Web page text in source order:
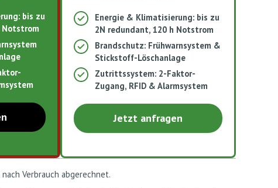
bis zu
Notstrom​
Energie & Klimatisierung: bis zu
2N redundant, 120 h Notstrom​
Brandschutz: Frühwarnsystem &
Stickstoff-Löschanlage
Zutrittssystem: 2-Faktor-
Zugang, RFID & Alarmsystem
Jetzt anfragen
Verbrauch abgerechnet.